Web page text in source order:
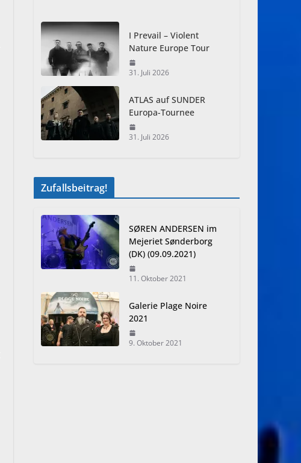
I Prevail – Violent
Nature Europe Tour
31. Juli 2026
ATLAS auf SUNDER
Europa-Tournee
31. Juli 2026
Zufallsbeitrag!
SØREN ANDERSEN im
Mejeriet Sønderborg
(DK) (09.09.2021)
11. Oktober 2021
Galerie Plage Noire
2021
9. Oktober 2021